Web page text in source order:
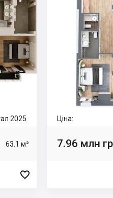
2025
63.1 м²

Ціна:
7.96 млн